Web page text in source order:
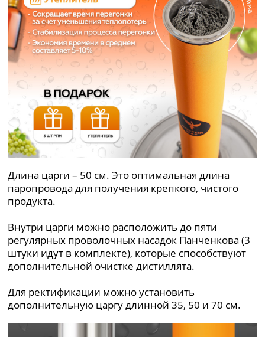
Длина царги – 50 см. Это оптимальная длина
паропровода для получения крепкого, чистого
продукта.
Внутри царги можно расположить до пяти
регулярных проволочных насадок Панченкова (3
штуки идут в комплекте), которые способствуют
дополнительной очистке дистиллята.
Для ректификации можно установить
дополнительную царгу длинной 35, 50 и 70 см.